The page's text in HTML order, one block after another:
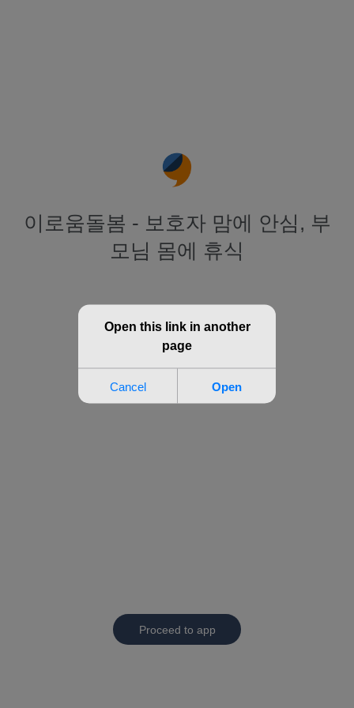
이로움돌봄 - 보호자 맘에 안심, 부
모님 몸에 휴식
Proceed to app